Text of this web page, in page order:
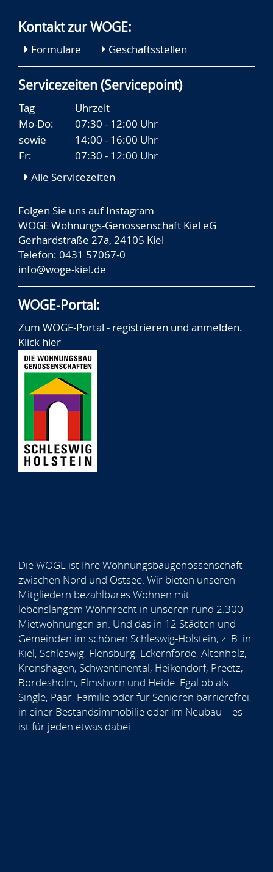
Kontakt zur WOGE:
Formulare Geschäftsstellen
Servicezeiten (Servicepoint)
Tag
Uhrzeit
Mo-Do:
07:30 - 12:00 Uhr
sowie
14:00 - 16:00 Uhr
Fr:
07:30 - 12:00 Uhr
Alle Servicezeiten
Folgen Sie uns aufInstagram
WOGE Wohnungs-Genossenschaft Kiel eG
Gerhardstraße 27a, 24105 Kiel
Telefon: 0431 57067-0
info@woge-kiel.de
WOGE-Portal:
Zum WOGE-Portal - registrieren und anmelden.
Klick hier
Die WOGE ist Ihre Wohnungsbaugenossenschaft
zwischen Nord und Ostsee. Wir bieten unseren
Mitgliedern bezahlbares Wohnen mit
lebenslangem Wohnrecht in unseren rund 2.300
Mietwohnungen an. Und das in 12 Städten und
Gemeinden im schönen Schleswig-Holstein, z. B. in
Kiel, Schleswig, Flensburg, Eckernförde, Altenholz,
Kronshagen, Schwentinental, Heikendorf, Preetz,
Bordesholm, Elmshorn und Heide. Egal ob als
Single, Paar, Familie oder für Senioren barrierefrei,
in einer Bestandsimmobilie oder im Neubau – es
ist für jeden etwas dabei.